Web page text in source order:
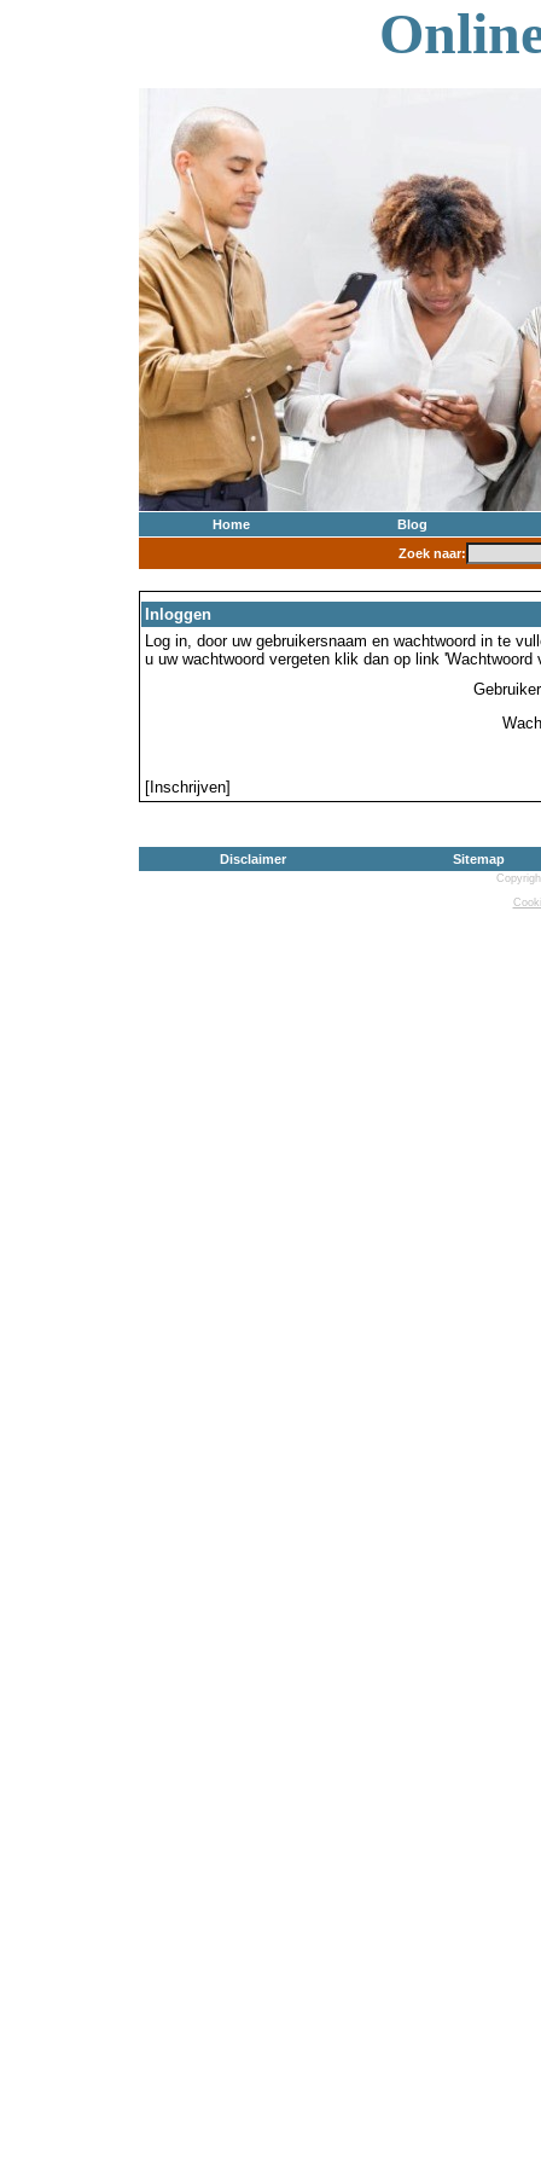
Home
Blog
Zoek naar:
Inloggen
Log in, door uw gebruikersnaam en wachtwoord in te
u uw wachtwoord vergeten klik dan op link 'Wachtwoord
[Inschrijven]
Disclaimer Sitemap